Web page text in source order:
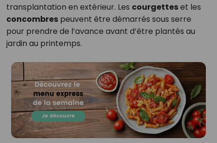
transplantation en extérieur. Les courgetteset les
concombrespeuvent être démarrés sous serre
pour prendre de l’avance avant d’être plantés au
jardin au printemps.